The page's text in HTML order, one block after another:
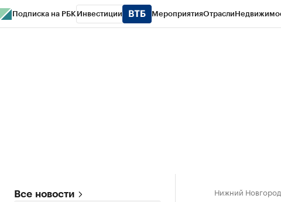
Подписка на РБК Инвестиции МероприятияОтрасли
Все новости Нижний Новгород